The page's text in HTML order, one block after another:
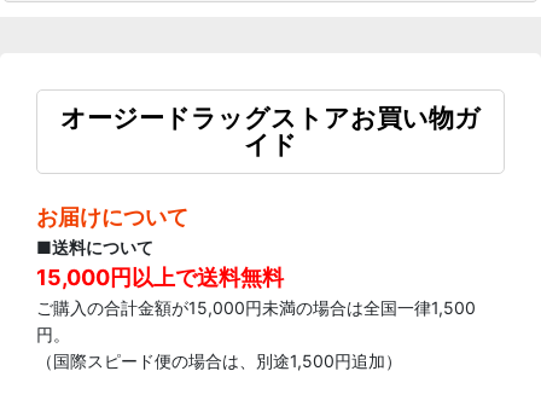
健康食品
オージードラッグストアお買い物ガ
イド
お届けについて
■送料について
15,000円以上で送料無料
ご購入の合計金額が15,000円未満の場合は全国一律1,500
円。
（国際スピード便の場合は、別途1,500円追加）